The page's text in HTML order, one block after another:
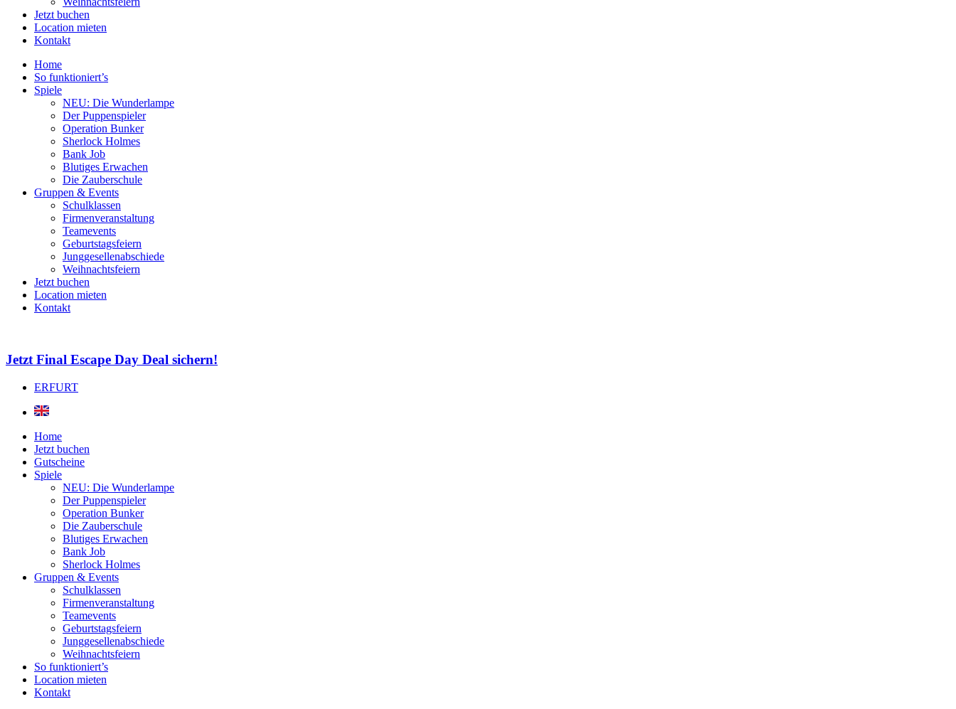
Jetzt buchen
Location mieten
Kontakt
Home
So funktioniert’s
Spiele
NEU: Die Wunderlampe
Der Puppenspieler
Operation Bunker
Sherlock Holmes
Bank Job
Blutiges Erwachen
Die Zauberschule
Gruppen & Events
Schulklassen
Firmenveranstaltung
Teamevents
Geburtstagsfeiern
Junggesellenabschiede
Weihnachtsfeiern
Jetzt buchen
Location mieten
Kontakt
Jetzt Final Escape Day Deal sichern!
ERFURT
Home
Jetzt buchen
Gutscheine
Spiele
NEU: Die Wunderlampe
Der Puppenspieler
Operation Bunker
Die Zauberschule
Blutiges Erwachen
Bank Job
Sherlock Holmes
Gruppen & Events
Schulklassen
Firmenveranstaltung
Teamevents
Geburtstagsfeiern
Junggesellenabschiede
Weihnachtsfeiern
So funktioniert’s
Location mieten
Kontakt